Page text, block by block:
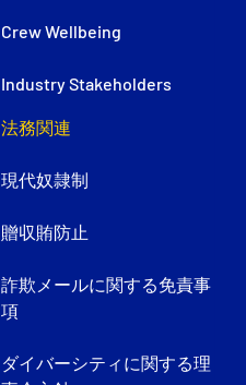
Crew Wellbeing
Industry Stakeholders
法務関連
現代奴隷制
贈収賄防止
詐欺メールに関する免責事
項
ダイバーシティに関する理